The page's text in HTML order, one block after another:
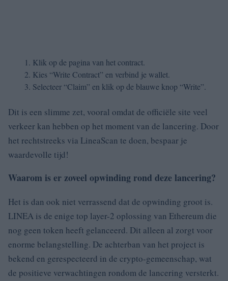
Klik op de pagina van het contract.
Kies “Write Contract” en verbind je wallet.
Selecteer “Claim” en klik op de blauwe knop “Write”.
Dit is een slimme zet, vooral omdat de officiële site veel
verkeer kan hebben op het moment van de lancering. Door
het rechtstreeks via LineaScan te doen, bespaar je
waardevolle tijd!
Waarom is er zoveel opwinding rond deze lancering?
Het is dan ook niet verrassend dat de opwinding groot is.
LINEA is de enige top layer-2 oplossing van Ethereum die
nog geen token heeft gelanceerd. Dit alleen al zorgt voor
enorme belangstelling. De achterban van het project is
bekend en gerespecteerd in de crypto-gemeenschap, wat
de positieve verwachtingen rondom de lancering versterkt.